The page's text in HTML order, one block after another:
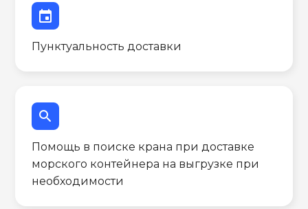
event
Пунктуальность доставки
search
Помощь в поиске крана при доставке
морского контейнера на выгрузке при
необходимости